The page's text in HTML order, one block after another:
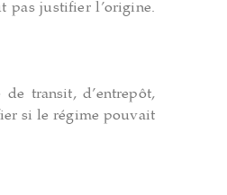
pas justifier l’origine.
transit, d’entrepôt,
si le régime pouvait